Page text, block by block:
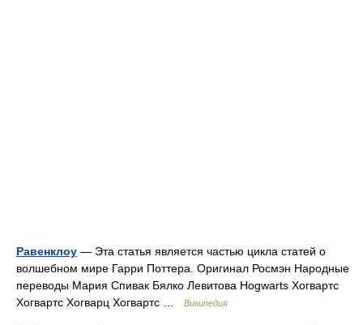
Равенклоу — Эта статья является частью цикла статей о
волшебном мире Гарри Поттера. Оригинал Росмэн Народные
переводы Мария Спивак Бялко Левитова Hogwarts Хогвартс
Хогвартс Хогварц Хогвартс …
Википедия